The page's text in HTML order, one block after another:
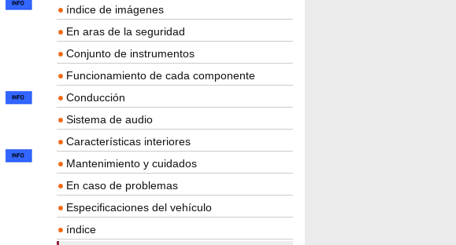
índice de imágenes
En aras de la seguridad
Conjunto de instrumentos
Funcionamiento de cada componente
Conducción
Sistema de audio
Características interiores
Mantenimiento y cuidados
En caso de problemas
Especificaciones del vehículo
índice